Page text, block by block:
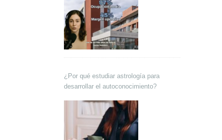
¿Por qué estudiar astrología para
desarrollar el autoconocimiento?